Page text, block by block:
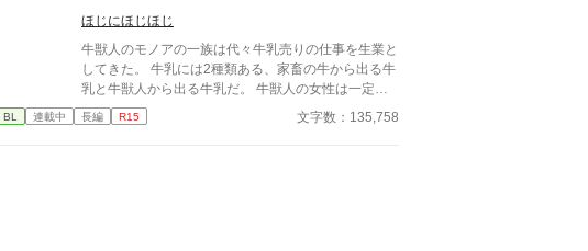
ほじにほじほじ
牛獣人のモノアの一族は代々牛乳売りの仕事を生業と
してきた。 牛乳には2種類ある、家畜の牛から出る牛
乳と牛獣人から出る牛乳だ。 牛獣人の女性は一定の
年齢になると自らの意思てお乳を出すことが出来る。
そして、僕たち家族普段は家畜の牛の牛乳を売ってい
BL 連載中 長編 R15 文字数：135,758